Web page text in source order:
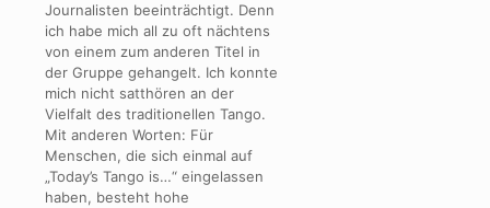
Journalisten beeinträchtigt. Denn
ich habe mich all zu oft nächtens
von einem zum anderen Titel in
der Gruppe gehangelt. Ich konnte
mich nicht satthören an der
Vielfalt des traditionellen Tango.
Mit anderen Worten: Für
Menschen, die sich einmal auf
„Today’s Tango is…“ eingelassen
haben, besteht hohe